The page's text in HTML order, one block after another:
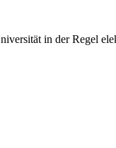
in der Regel